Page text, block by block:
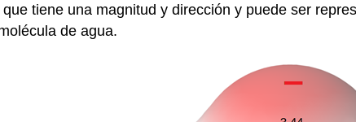
tiene una magnitud y dirección y puede ser
de agua.